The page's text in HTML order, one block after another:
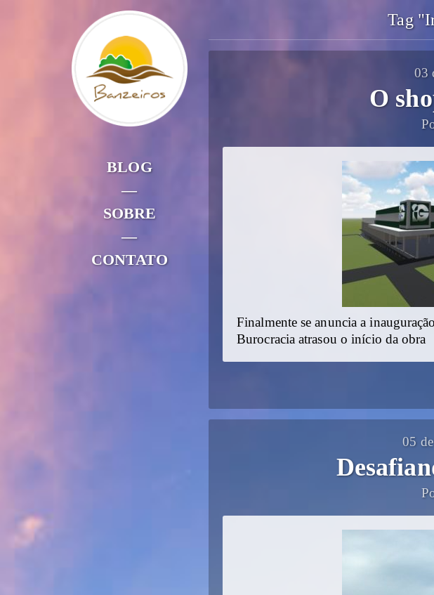
BLOG
—
SOBRE
—
CONTATO
Tag
03
O
Finalmente se anuncia a
Burocracia atrasou o início da obra
05